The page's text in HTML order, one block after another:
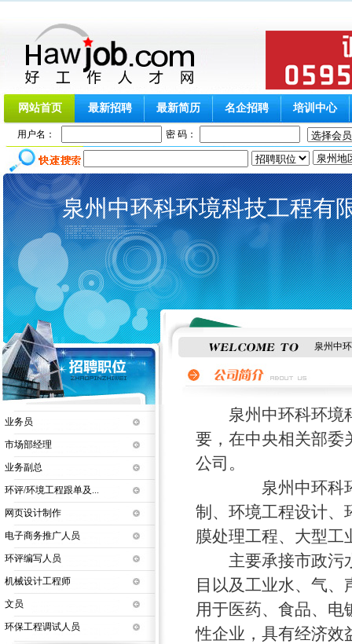
网站首页 最新招聘 最新简历 名企招聘 培训中心
用户名： 密 码：
泉州中环科环境科技工程有
业务员
市场部经理
业务副总
环评/环境工程跟单及...
网页设计制作
电子商务推广人员
环评编写人员
机械设计工程师
文员
环保工程调试人员
泉州中
泉州中环科环境科
要，在中央相关部委
公司。
泉州中环科环境
制、环境工程设计、
膜处理工程、大型工
主要承接市政污水
目以及工业水、气
用于医药、食品、电
性企业，具有经济效